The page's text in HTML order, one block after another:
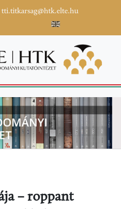
tti.titkarsag@htk.elte.hu
– roppant